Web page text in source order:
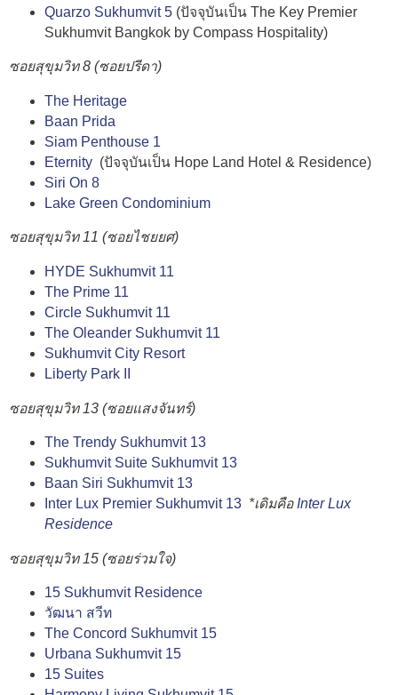
Quarzo Sukhumvit 5 (ปัจจุบันเป็น The Key Premier
Sukhumvit Bangkok by Compass Hospitality)
ซอยสุขุมวิท 8 (ซอยปรีดา)
The Heritage
Baan Prida
Siam Penthouse 1
Eternity (ปัจจุบันเป็น Hope Land Hotel & Residence)
Siri On 8
Lake Green Condominium
ซอยสุขุมวิท 11 (ซอยไชยยศ)
HYDE Sukhumvit 11
The Prime 11
Circle Sukhumvit 11
The Oleander Sukhumvit 11
Sukhumvit City Resort
Liberty Park II
ซอยสุขุมวิท 13 (ซอยแสงจันทร์)
The Trendy Sukhumvit 13
Sukhumvit Suite Sukhumvit 13
Baan Siri Sukhumvit 13
Inter Lux Premier Sukhumvit 13 *เดิมคือ Inter Lux
Residence
ซอยสุขุมวิท 15 (ซอยร่วมใจ)
15 Sukhumvit Residence
วัฒนา สวีท
The Concord Sukhumvit 15
Urbana Sukhumvit 15
15 Suites